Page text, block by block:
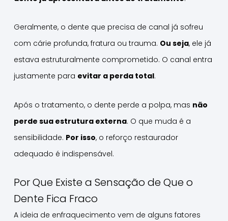
Geralmente, o dente que precisa de canal já sofreu
com cárie profunda, fratura ou trauma. Ou seja, ele já
estava estruturalmente comprometido. O canal entra
justamente para evitar a perda total.
Após o tratamento, o dente perde a polpa, mas não
perde sua estrutura externa. O que muda é a
sensibilidade. Por isso, o reforço restaurador
adequado é indispensável.
Por Que Existe a Sensação de Que o
Dente Fica Fraco
A ideia de enfraquecimento vem de alguns fatores